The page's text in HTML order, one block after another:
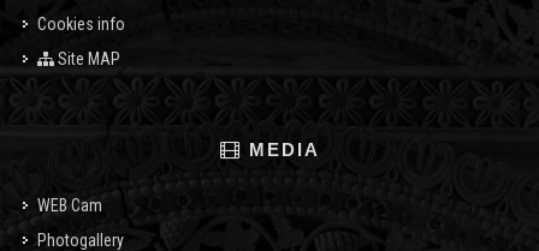
Cookies info
Site MAP
MEDIA
WEB Cam
Photogallery